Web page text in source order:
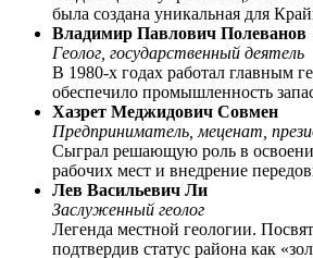
была создана уникальная для
Владимир Павлович Полеванов
Геолог, государственный деятель
В 1980-х годах работал главным
обеспечило промышленность
Хазрет Меджидович Совмен
Предприниматель, меценат,
Сыграл решающую роль в
рабочих мест и внедрение
Лев Васильевич Ли
Заслуженный геолог
Легенда местной геологии.
подтвердив статус района как